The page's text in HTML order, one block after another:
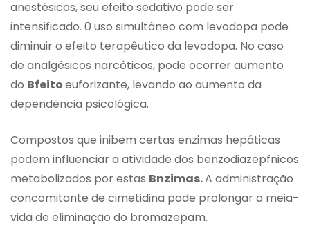
anestésicos, seu efeito sedativo pode ser
intensificado. 0 uso simultâneo com levodopa pode
diminuir o efeito terapêutico da levodopa. No caso
de analgésicos narcóticos, pode ocorrer aumento
do Bfeitoeuforizante, levando ao aumento da
dependência psicológica.
Compostos que inibem certas enzimas hepáticas
podem influenciar a atividade dos benzodiazepfnicos
metabolizados por estas Bnzimas.A administração
concomitante de cimetidina pode prolongar a meia-
vida de eliminação do bromazepam.